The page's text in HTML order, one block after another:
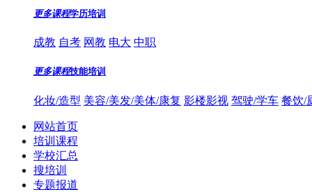
更多课程学历培训
成教 自考 网教 电大 中职
更多课程技能培训
化妆/造型 美容/美发/美体/康复 影楼影视 驾驶/学车 餐饮/
网站首页
培训课程
学校汇总
搜培训
专题报道